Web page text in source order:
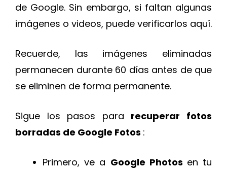
de Google. Sin embargo, si faltan algunas
imágenes o videos, puede verificarlos aquí.
Recuerde, las imágenes eliminadas
permanecen durante 60 días antes de que
se eliminen de forma permanente.
Sigue los pasos para recuperar fotos
borradas de Google Fotos :
Primero, ve a Google Photos en tu